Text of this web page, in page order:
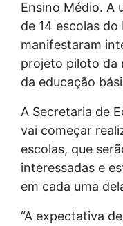
Ensino Médio. A
de 14 escolas
manifestaram
projeto piloto da
da educação
A Secretaria de
vai começar
escolas, que
interessadas e
em cada uma
“A expectativa